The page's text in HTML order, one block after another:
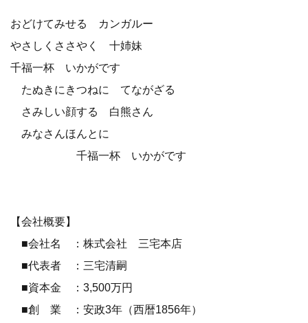
おどけてみせる カンガルー
やさしくささやく 十姉妹
千福一杯 いかがです
たぬきにきつねに てながざる
さみしい顔する 白熊さん
みなさんほんとに
千福一杯 いかがです
【会社概要】
■会社名 ：株式会社 三宅本店
■代表者 ：三宅清嗣
■資本金 ：3,500万円
■創 業 ：安政3年（西暦1856年）